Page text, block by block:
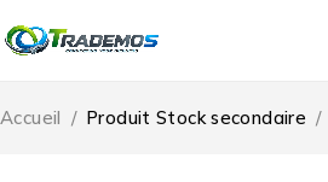
Accueil / Produit Stock secondaire /